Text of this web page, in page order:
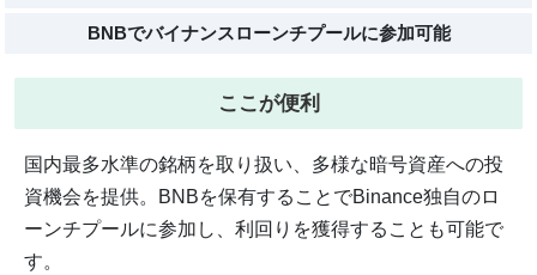
BNBでバイナンスローンチプールに参加可能
ここが便利
国内最多水準の銘柄を取り扱い、多様な暗号資産への投
資機会を提供。BNBを保有することでBinance独自のロ
ーンチプールに参加し、利回りを獲得することも可能で
す。